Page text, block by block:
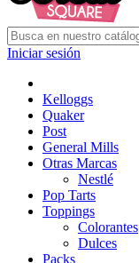
Iniciar sesión
Kelloggs
Quaker
Post
General Mills
Otras Marcas
Nestlé
Pop Tarts
Toppings
Colorantes
Dulces
Packs